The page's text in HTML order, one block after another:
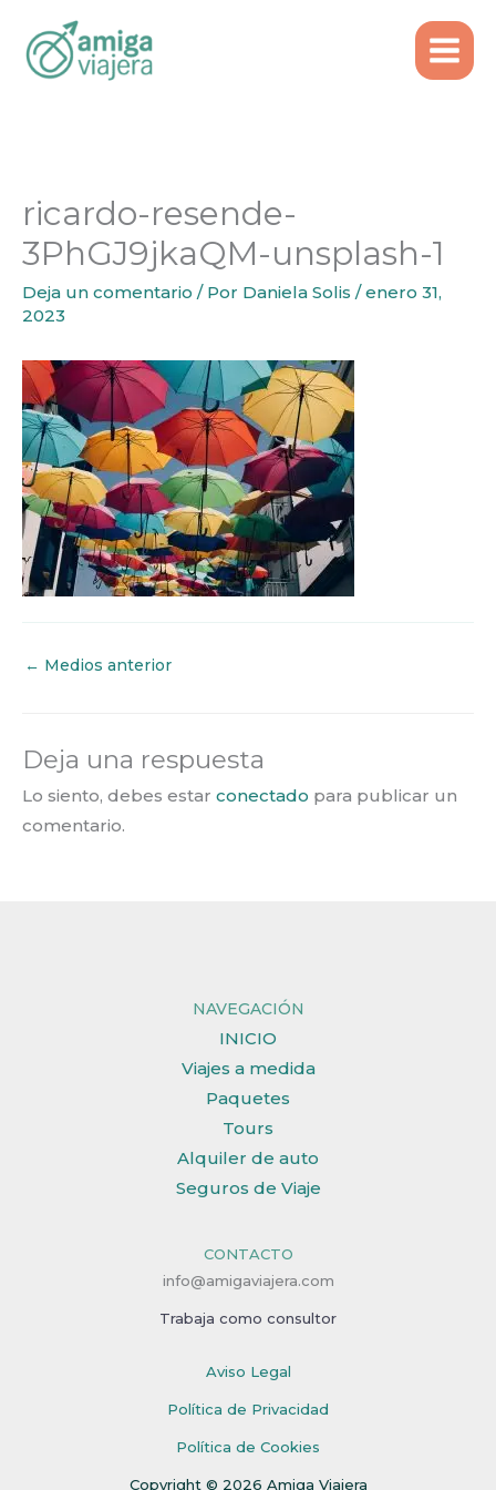
contenido
¿Es Portugal el país europeo más fácil para
emigrar?
ricardo-resende-3PhGJ9jkaQM-unsplash-1
ricardo-resende-
3PhGJ9jkaQM-unsplash-1
Deja un comentario / Por Daniela Solis /enero 31,
2023
← Medios anterior
Deja una respuesta
Lo siento, debes estar conectado para publicar un
comentario.
NAVEGACIÓN
INICIO
Viajes a medida
Paquetes
Tours
Alquiler de auto
Seguros de Viaje
CONTACTO
info@amigaviajera.com
Trabaja como consultor
Aviso Legal
Política de Privacidad
Política de Cookies
Copyright © 2026 Amiga Viajera